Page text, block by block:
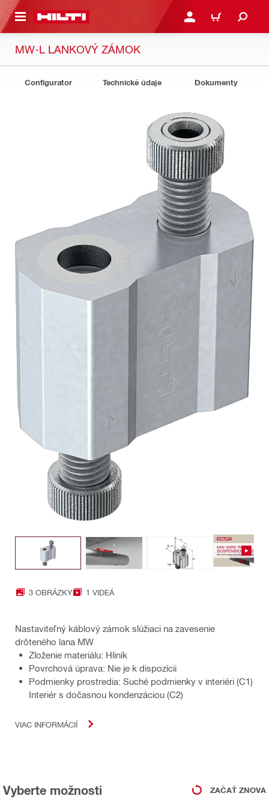
HLAVNÝ OBSAH PRIHLÁSIŤ ALEBO
KOŠÍK
MW-L LANKOVÝ ZÁMOK
Configurator Technické údaje Dokumenty
3 OBRÁZKY 1 VIDEÁ
Nastaviteľný káblový zámok slúžiaci na zavesenie
drôteného lana MW
Zloženie materiálu: Hliník
Povrchová úprava: Nie je k dispozícii
Podmienky prostredia: Suché podmienky v interiéri (C1)
Interiér s dočasnou kondenzáciou (C2)
VIAC INFORMÁCIÍ
Vyberte možnosti ZAČAŤ ZNOVA